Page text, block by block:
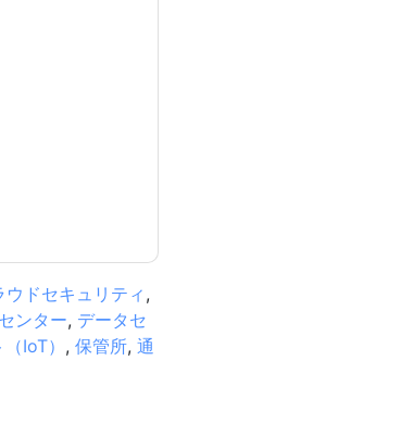
ウドセキュリティ ,
ンター, データセ
IoT） , 保管所, 通